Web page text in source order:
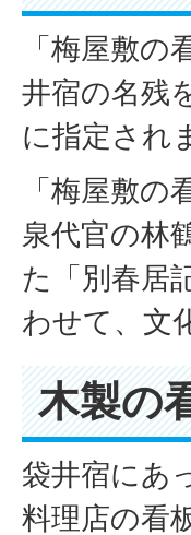
「梅屋敷
井宿の名残
に指定され
「梅屋敷
泉代官の林
た「別春居
わせて、文
木製の
袋井宿にあ
料理店の看